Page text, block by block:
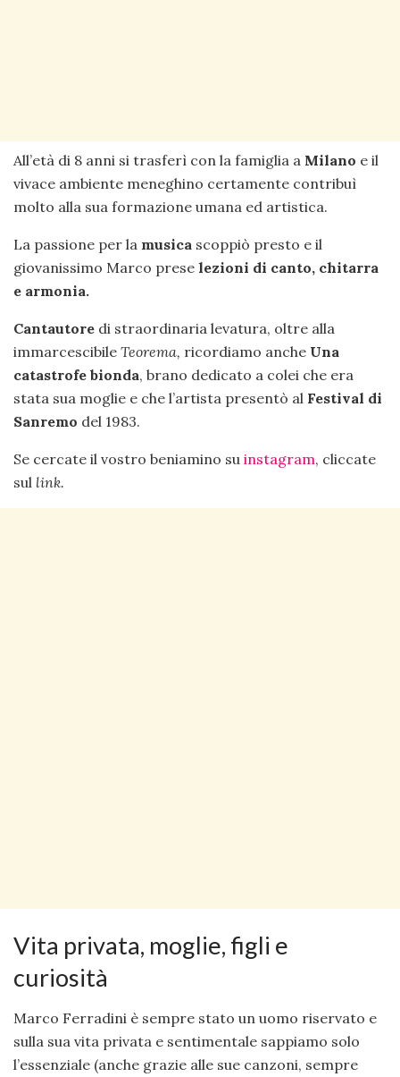
All’età di 8 anni si trasferì con la famiglia a Milano e il
vivace ambiente meneghino certamente contribuì
molto alla sua formazione umana ed artistica.
La passione per la musica scoppiò presto e il
giovanissimo Marco prese lezioni di canto, chitarra
e armonia.
Cantautore di straordinaria levatura, oltre alla
immarcescibile Teorema, ricordiamo anche Una
catastrofe bionda, brano dedicato a colei che era
stata sua moglie e che l’artista presentò al Festival di
Sanremo del 1983.
Se cercate il vostro beniamino su instagram, cliccate
sul link.
Vita privata, moglie, figli e
curiosità
Marco Ferradini è sempre stato un uomo riservato e
sulla sua vita privata e sentimentale sappiamo solo
l’essenziale (anche grazie alle sue canzoni, sempre